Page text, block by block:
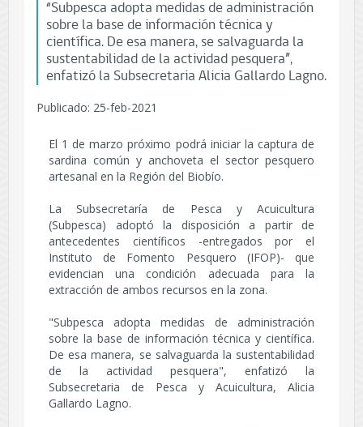
“Subpesca adopta medidas de administración
sobre la base de información técnica y
científica. De esa manera, se salvaguarda la
sustentabilidad de la actividad pesquera”,
enfatizó la Subsecretaria Alicia Gallardo Lagno.
Publicado: 25-feb-2021
El 1 de marzo próximo podrá iniciar la captura de
sardina común y anchoveta el sector pesquero
artesanal en la Región del Biobío.
La Subsecretaría de Pesca y Acuicultura
(Subpesca) adoptó la disposición a partir de
antecedentes científicos -entregados por el
Instituto de Fomento Pesquero (IFOP)- que
evidencian una condición adecuada para la
extracción de ambos recursos en la zona.
"Subpesca adopta medidas de administración
sobre la base de información técnica y científica.
De esa manera, se salvaguarda la sustentabilidad
de la actividad pesquera", enfatizó la
Subsecretaria de Pesca y Acuicultura, Alicia
Gallardo Lagno.